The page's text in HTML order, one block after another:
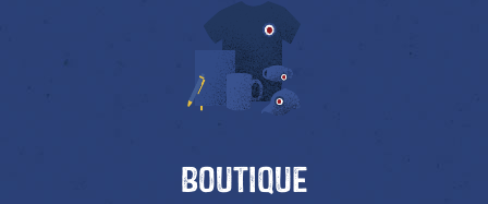
Boutique